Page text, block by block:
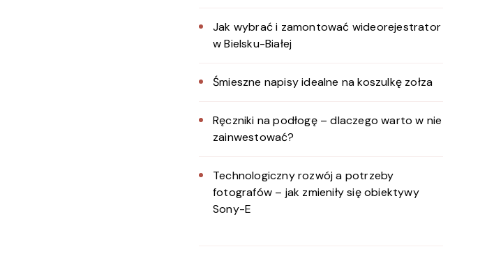
Jak wybrać i zamontować wideorejestrator
w Bielsku-Białej
Śmieszne napisy idealne na koszulkę zołza
Ręczniki na podłogę – dlaczego warto w nie
zainwestować?
Technologiczny rozwój a potrzeby
fotografów – jak zmieniły się obiektywy
Sony-E